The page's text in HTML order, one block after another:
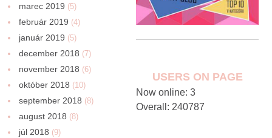
marec 2019 (5)
február 2019 (4)
január 2019 (5)
december 2018 (7)
november 2018 (6)
október 2018 (10)
september 2018 (8)
august 2018 (8)
júl 2018 (9)
USERS ON PAGE
Now online: 3
Overall: 240787